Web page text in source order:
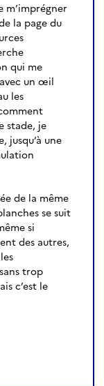
m’imprégner
la page du
qui me
un œil
les
stade, je
jusqu’à une
de la même
se suit
si
des autres,
trop
c’est le